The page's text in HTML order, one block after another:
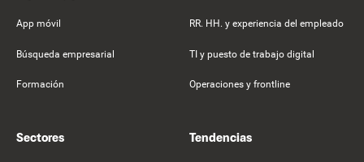
App móvil
Búsqueda empresarial
Formación
RR. HH. y experiencia del empleado
TI y puesto de trabajo digital
Operaciones y frontline
Sectores Tendencias